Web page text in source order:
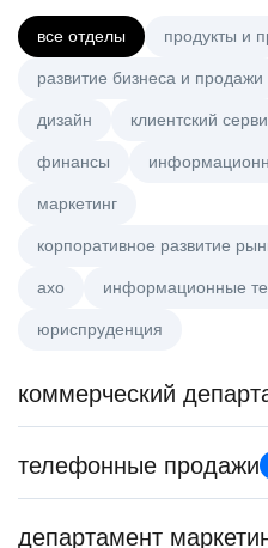
все отделы продукты и
развитие бизнеса и продажи
дизайн клиентский
финансы
маркетинг
корпоративное развитие
axo информационные
юриспруденция
коммерческий
Старший аналитик
HeadHunter::Коммерческий
з/п не указана
телефонные продажи
департамент